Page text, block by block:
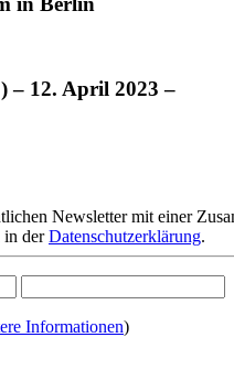
– 12. April 2023 –
Newsletter mit einer
in derDatenschutzerklärung.
Informationen)